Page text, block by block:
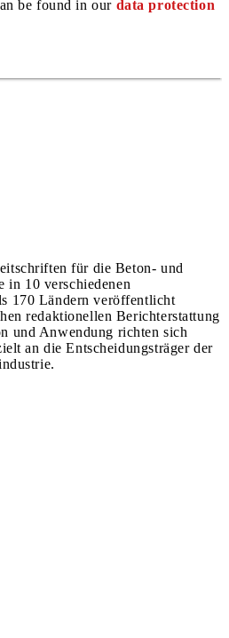
be found in our data protection
für die Beton- und
in 10 verschiedenen
170 Ländern veröffentlicht
redaktionellen Berichterstattung
und Anwendung richten sich
an die Entscheidungsträger der